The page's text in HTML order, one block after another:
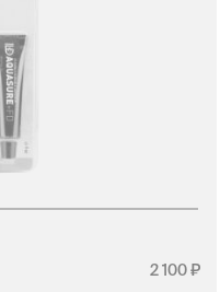
2 100